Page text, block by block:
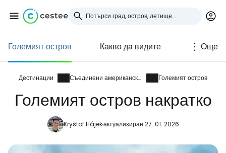
Големият остров Какво да видите Още
Дестинации Съединени американски щати Големият остров
Големият остров накратко
Kryštof Hájekактуализиран 27. 01. 2026
Влезте в Cestee
... световната общност на туристите
Продължете с Google